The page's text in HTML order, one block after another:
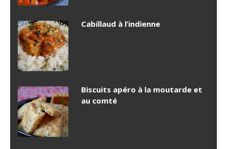
Cabillaud à l’indienne
Biscuits apéro à la moutarde et
au comté